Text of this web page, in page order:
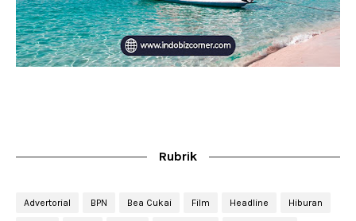
Rubrik
Advertorial BPN Bea Cukai Film Headline Hiburan